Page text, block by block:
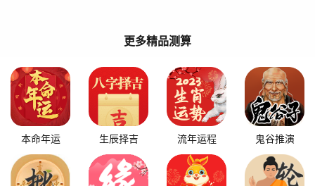
更多精品测算
本命年运 生辰择吉 流年运程 鬼谷推演